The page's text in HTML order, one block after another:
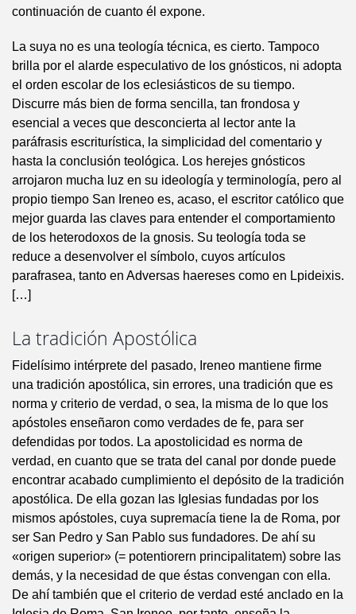
continuación de cuanto él expone.
La suya no es una teología técnica, es cierto. Tampoco
brilla por el alarde especulativo de los gnósticos, ni adopta
el orden escolar de los eclesiásticos de su tiempo.
Discurre más bien de forma sencilla, tan frondosa y
esencial a veces que desconcierta al lector ante la
paráfrasis escriturística, la simplicidad del comentario y
hasta la conclusión teológica. Los herejes gnósticos
arrojaron mucha luz en su ideología y terminología, pero al
propio tiempo San Ireneo es, acaso, el escritor católico que
mejor guarda las claves para entender el comportamiento
de los heterodoxos de la gnosis. Su teología toda se
reduce a desenvolver el símbolo, cuyos artículos
parafrasea, tanto en Adversas haereses como en Lpideixis.
[…]
La tradición Apostólica
Fidelísimo intérprete del pasado, Ireneo mantiene firme
una tradición apostólica, sin errores, una tradición que es
norma y criterio de verdad, o sea, la misma de lo que los
apóstoles enseñaron como verdades de fe, para ser
defendidas por todos. La apostolicidad es norma de
verdad, en cuanto que se trata del canal por donde puede
encontrar acabado cumplimiento el depósito de la tradición
apostólica. De ella gozan las Iglesias fundadas por los
mismos apóstoles, cuya supremacía tiene la de Roma, por
ser San Pedro y San Pablo sus fundadores. De ahí su
«origen superior» (= potentiorern principalitatem) sobre las
demás, y la necesidad de que éstas convengan con ella.
De ahí también que el criterio de verdad esté anclado en la